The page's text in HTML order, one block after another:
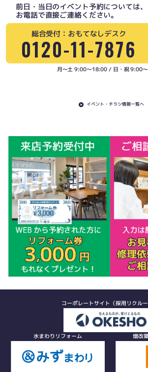
前日・当日のイベント予約については、
お電話で直接ご連絡ください。
総合受付：おもてなしデスク
0120-11-7876
月〜土 9:00〜18:00 / 日・祝 9:00
イベント・チラシ情報一覧へ
コーポレートサイト（採用リクルー
水まわりリフォーム 増改